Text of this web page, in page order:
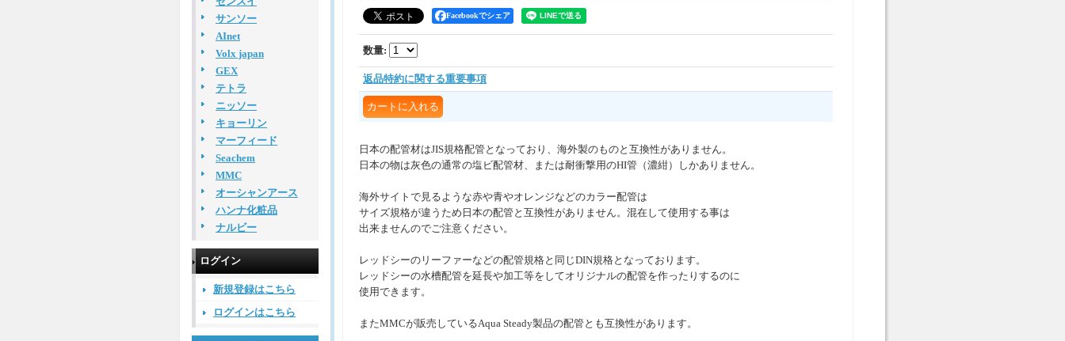
サンソー
AInet
Volx japan
GEX
テトラ
ニッソー
キョーリン
マーフィード
Seachem
MMC
オーシャンアース
ハンナ化粧品
ナルビー
ログイン
新規登録はこちら
ログインはこちら
Facebookでシェア
数量:
返品特約に関する重要事項
日本の配管材はJIS規格配管となっており、海外製のものと互換性がありません。
日本の物は灰色の通常の塩ビ配管材、または耐衝撃用のHI管（濃紺）しかありません。
海外サイトで見るような赤や青やオレンジなどのカラー配管は
サイズ規格が違うため日本の配管と互換性がありません。混在して使用する事は
出来ませんのでご注意ください。
レッドシーのリーファーなどの配管規格と同じDIN規格となっております。
レッドシーの水槽配管を延長や加工等をしてオリジナルの配管を作ったりするのに
使用できます。
またMMCが販売しているAqua Steady製品の配管とも互換性があります。